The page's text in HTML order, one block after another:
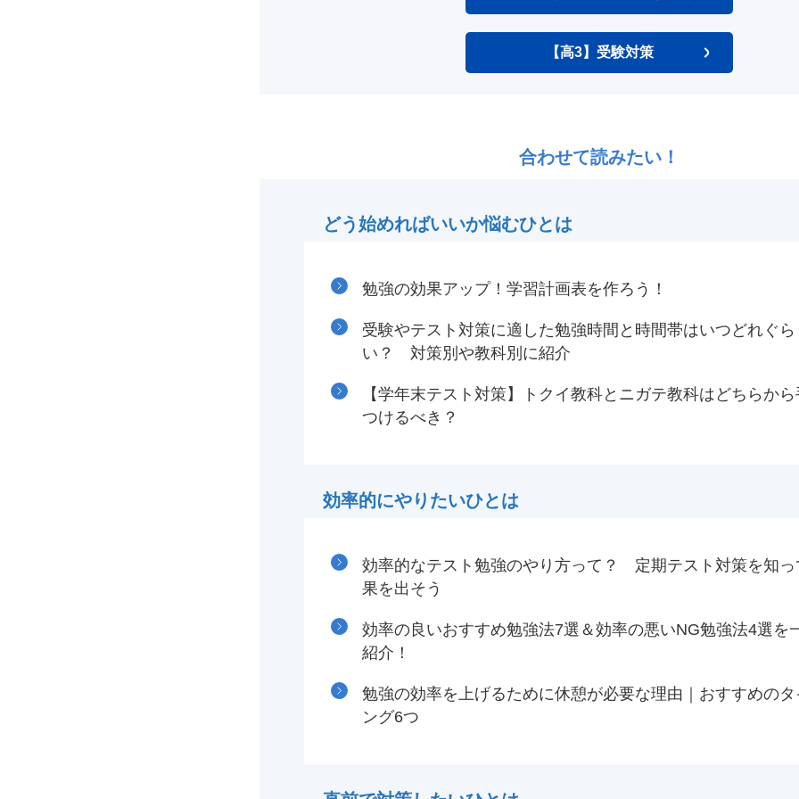
【高3】受験対策
合わせて読みたい！
どう始めればいいか悩むひとは
勉強の効果アップ！学習計画表を作ろう！
受験やテスト対策に適した勉強時間と時間帯はいつどれぐら
い？ 対策別や教科別に紹介
【学年末テスト対策】トクイ教科とニガテ教科はどちらか
つけるべき？
効率的にやりたいひとは
効率的なテスト勉強のやり方って？ 定期テスト対策を知っ
果を出そう
効率の良いおすすめ勉強法7選＆効率の悪いNG勉強法4選を
紹介！
勉強の効率を上げるために休憩が必要な理由｜おすすめのタ
ング6つ